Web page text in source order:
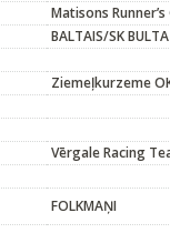
Matisons Runner’s
BALTAIS/SK BULTA
Ziemeļkurzeme
Vērgale Racing
FOLKMAŅI